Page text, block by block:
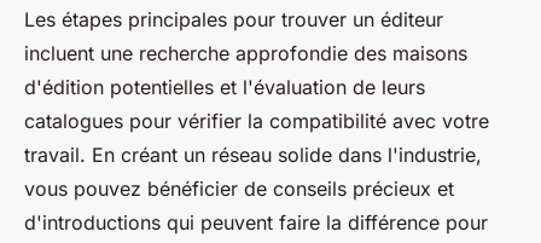
Les étapes principales pour trouver un éditeur
incluent une recherche approfondie des maisons
d'édition potentielles et l'évaluation de leurs
catalogues pour vérifier la compatibilité avec votre
travail. En créant un réseau solide dans l'industrie,
vous pouvez bénéficier de conseils précieux et
d'introductions qui peuvent faire la différence pour